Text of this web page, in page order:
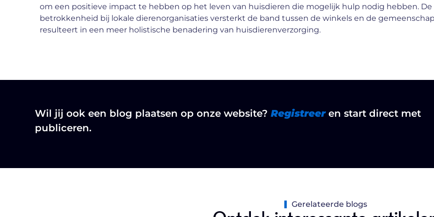
om een positieve impact te hebben op het leven van huisdieren die mogelijk hulp nodig hebben. De
betrokkenheid bij lokale dierenorganisaties versterkt de band tussen de winkels en de
resulteert in een meer holistische benadering van huisdierenverzorging.
Wil jij ook een blog plaatsen op onze website? Registreer en start direct met
publiceren.
Gerelateerde blogs